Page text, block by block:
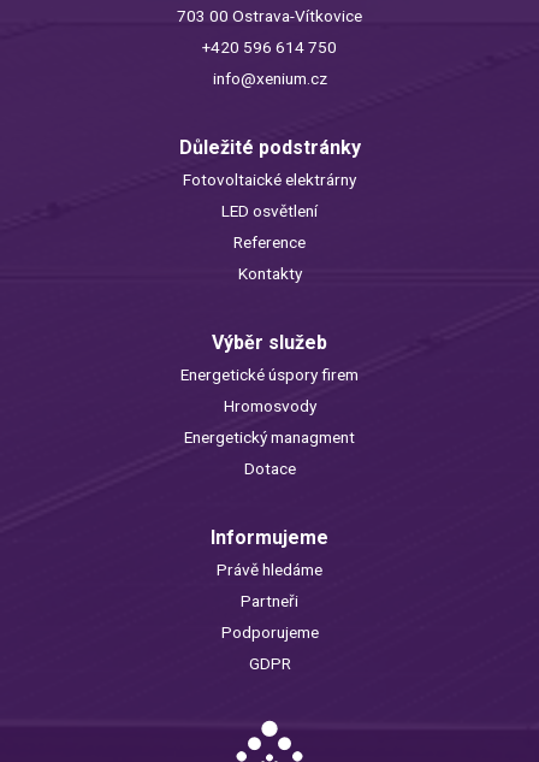
703 00 Ostrava-Vítkovice
+420 596 614 750
info@xenium.cz
Důležité podstránky
Fotovoltaické elektrárny
LED osvětlení
Reference
Kontakty
Výběr služeb
Energetické úspory firem
Hromosvody
Energetický managment
Dotace
Informujeme
Právě hledáme
Partneři
Podporujeme
GDPR